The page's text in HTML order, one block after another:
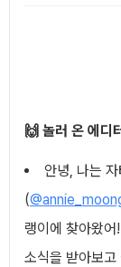
🙌 놀러 온 에디
안녕, 나는
(
랭이에 찾아왔어
소식을 받아보